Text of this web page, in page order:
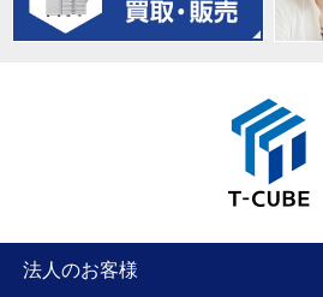
法人のお客様